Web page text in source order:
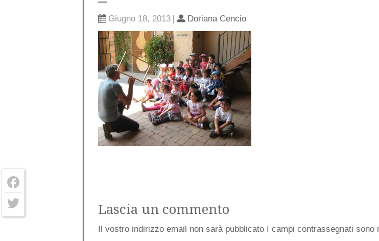
Giugno 18, 2013 | Doriana Cencio
Lascia un commento
Il vostro indirizzo email non sarà pubblicato I campi contrassegnati sono
Facebook
Twitter